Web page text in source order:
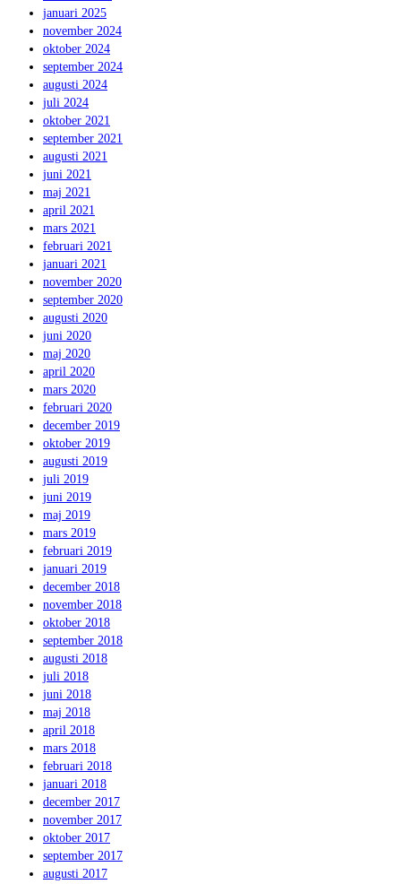
januari 2025
november 2024
oktober 2024
september 2024
augusti 2024
juli 2024
oktober 2021
september 2021
augusti 2021
juni 2021
maj 2021
april 2021
mars 2021
februari 2021
januari 2021
november 2020
september 2020
augusti 2020
juni 2020
maj 2020
april 2020
mars 2020
februari 2020
december 2019
oktober 2019
augusti 2019
juli 2019
juni 2019
maj 2019
mars 2019
februari 2019
januari 2019
december 2018
november 2018
oktober 2018
september 2018
augusti 2018
juli 2018
juni 2018
maj 2018
april 2018
mars 2018
februari 2018
januari 2018
december 2017
november 2017
oktober 2017
september 2017
augusti 2017